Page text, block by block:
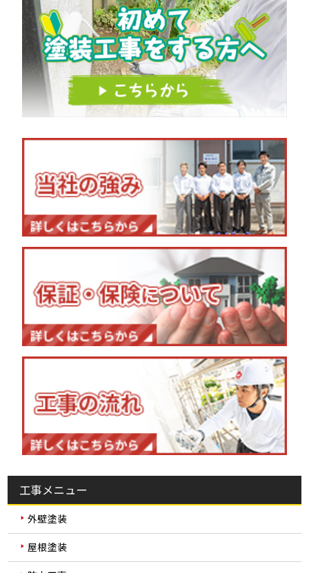
工事メニュー
外壁塗装
屋根塗装